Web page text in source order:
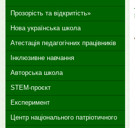
Прозорість та відкритість»
Нова українська школа
Атестація педагогічних працівників
Інклюзивне навчання
Авторська школа
STEM-проєкт
Експеримент
Центр національного патріотичного